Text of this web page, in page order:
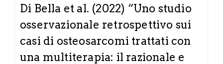
Di Bella et al. (2022) “Uno studio
osservazionale retrospettivo sui
casi di osteosarcomi trattati con
una multiterapia: il razionale e